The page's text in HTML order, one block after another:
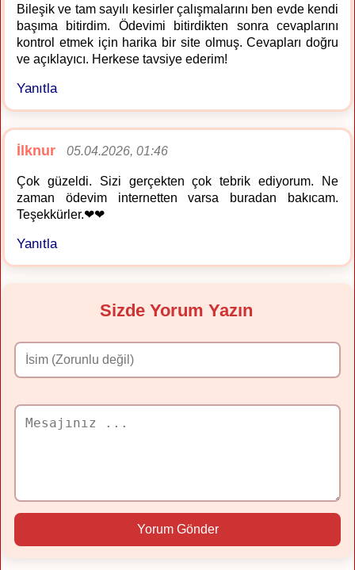
Bileşik ve tam sayılı kesirler çalışmalarını ben evde kendi
başıma bitirdim. Ödevimi bitirdikten sonra cevaplarını
kontrol etmek için harika bir site olmuş. Cevapları doğru
ve açıklayıcı. Herkese tavsiye ederim!
Yanıtla
İlknur 05.04.2026, 01:46
Çok güzeldi. Sizi gerçekten çok tebrik ediyorum. Ne
zaman ödevim internetten varsa buradan bakıcam.
Teşekkürler.❤❤
Yanıtla
Sizde Yorum Yazın
Yorum Gönder